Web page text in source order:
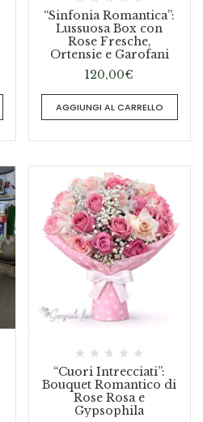
“Sinfonia Romantica”:
Lussuosa Box con
Rose Fresche,
Ortensie e Garofani
120,00€
AGGIUNGI AL CARRELLO
“Cuori Intrecciati”:
Bouquet Romantico di
Rose Rosa e
Gypsophila